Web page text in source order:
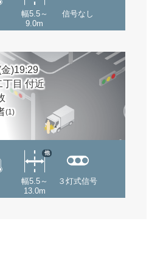
幅5.5～
9.0m
信号なし
)19:29
丁目 付近
(1)
幅5.5～
13.0m
他
３灯式信号